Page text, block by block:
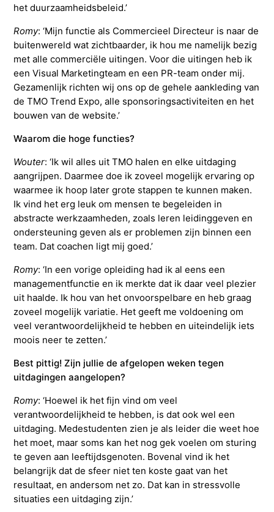
het duurzaamheidsbeleid.’
Romy: ‘Mijn functie als Commercieel Directeur is naar de
buitenwereld wat zichtbaarder, ik hou me namelijk bezig
met alle commerciële uitingen. Voor die uitingen heb ik
een Visual Marketingteam en een PR-team onder mij.
Gezamenlijk richten wij ons op de gehele aankleding van
de TMO Trend Expo, alle sponsoringsactiviteiten en het
bouwen van de website.’
Waarom die hoge functies?
Wouter: ‘Ik wil alles uit TMO halen en elke uitdaging
aangrijpen. Daarmee doe ik zoveel mogelijk ervaring op
waarmee ik hoop later grote stappen te kunnen maken.
Ik vind het erg leuk om mensen te begeleiden in
abstracte werkzaamheden, zoals leren leidinggeven en
ondersteuning geven als er problemen zijn binnen een
team. Dat coachen ligt mij goed.’
Romy: ‘In een vorige opleiding had ik al eens een
managementfunctie en ik merkte dat ik daar veel plezier
uit haalde. Ik hou van het onvoorspelbare en heb graag
zoveel mogelijk variatie. Het geeft me voldoening om
veel verantwoordelijkheid te hebben en uiteindelijk iets
moois neer te zetten.’
Best pittig! Zijn jullie de afgelopen weken tegen
uitdagingen aangelopen?
Romy: ‘Hoewel ik het fijn vind om veel
verantwoordelijkheid te hebben, is dat ook wel een
uitdaging. Medestudenten zien je als leider die weet hoe
het moet, maar soms kan het nog gek voelen om sturing
te geven aan leeftijdsgenoten. Bovenal vind ik het
belangrijk dat de sfeer niet ten koste gaat van het
resultaat, en andersom net zo. Dat kan in stressvolle
situaties een uitdaging zijn.’